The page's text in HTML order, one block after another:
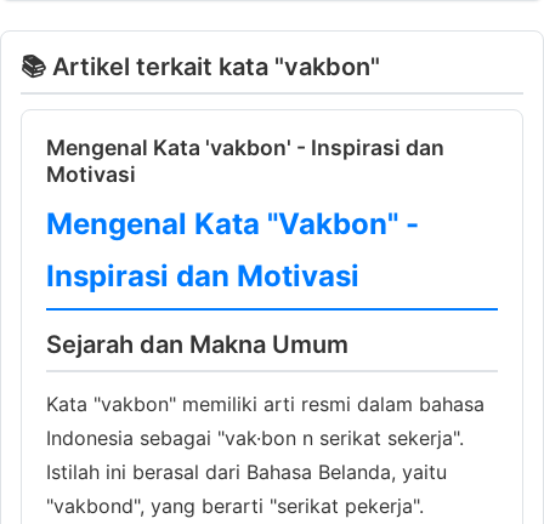
📚 Artikel terkait kata "vakbon"
Mengenal Kata 'vakbon' - Inspirasi dan
Motivasi
Mengenal Kata "Vakbon" -
Inspirasi dan Motivasi
Sejarah dan Makna Umum
Kata "vakbon" memiliki arti resmi dalam bahasa
Indonesia sebagai "vak·bon n serikat sekerja".
Istilah ini berasal dari Bahasa Belanda, yaitu
"vakbond", yang berarti "serikat pekerja".